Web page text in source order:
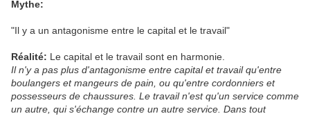
Mythe:
"Il y a un antagonisme entre le capital et le travail"
Réalité: Le capital et le travail sont en harmonie.
Il n'y a pas plus d'antagonisme entre capital et travail qu'entre
boulangers et mangeurs de pain, ou qu'entre cordonniers et
possesseurs de chaussures. Le travail n'est qu'un service comme
un autre, qui s'échange contre un autre service. Dans tout